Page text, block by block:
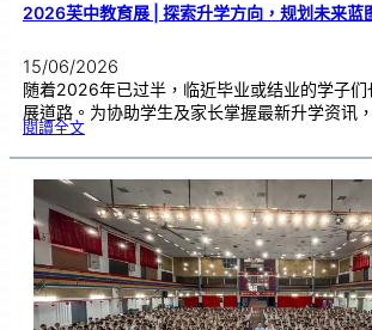
2026芙中教育展 | 探索升学方向，规划未来蓝
15/06/2026
随着2026年已过半，临近毕业或结业的学子们
展道路。为协助学生及家长掌握最新升学资讯
閱讀全文:2
6
中
教
育
展
探
索
升
学
方
向
，
规
划
未
来
蓝
图